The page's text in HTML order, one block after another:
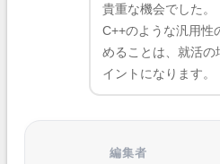
貴重な機会でした。
C++のような汎用性
めることは、就活の
イントになります。
編集者